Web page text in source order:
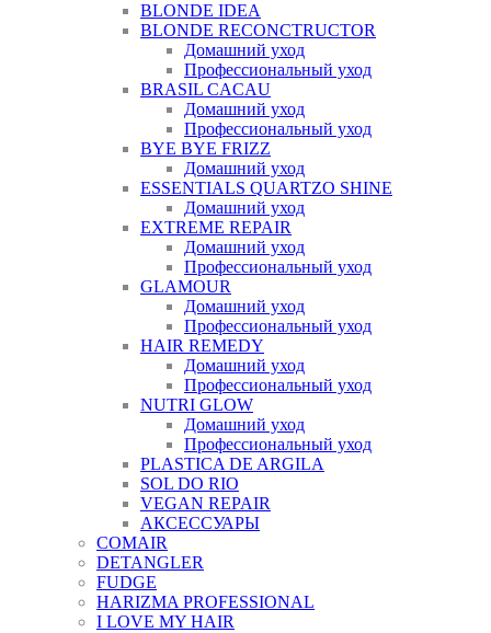
BLONDE IDEA
BLONDE RECONCTRUCTOR
Домашний уход
Профессиональный уход
BRASIL CACAU
Домашний уход
Профессиональный уход
BYE BYE FRIZZ
Домашний уход
ESSENTIALS QUARTZO SHINE
Домашний уход
EXTREME REPAIR
Домашний уход
Профессиональный уход
GLAMOUR
Домашний уход
Профессиональный уход
HAIR REMEDY
Домашний уход
Профессиональный уход
NUTRI GLOW
Домашний уход
Профессиональный уход
PLASTICA DE ARGILA
SOL DO RIO
VEGAN REPAIR
АКСЕССУАРЫ
COMAIR
DETANGLER
FUDGE
HARIZMA PROFESSIONAL
I LOVE MY HAIR